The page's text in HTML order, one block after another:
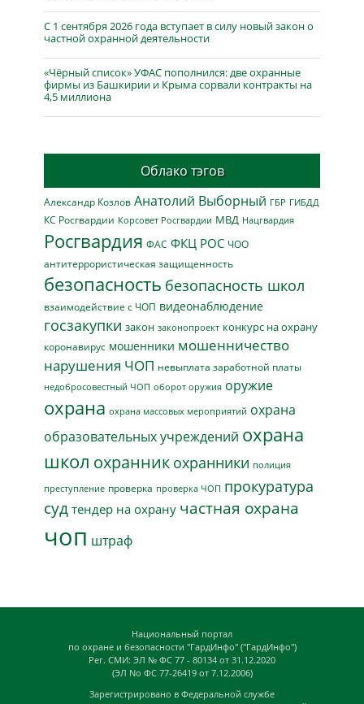
С 1 сентября 2026 года вступает в силу новый закон о
частной охранной деятельности
«Чёрный список» УФАС пополнился: две охранные
фирмы из Башкирии и Крыма сорвали контракты на
4,5 миллиона
Облако тэгов
Александр Козлов Анатолий Выборный ГБР ГИБДД
КС Росгвардии Корсовет Росгвардии МВД Нацгвардия
Росгвардия ФАС ФКЦ РОС ЧОО
антитеррористическая защищенность
безопасность безопасность школ
взаимодействие с ЧОП видеонаблюдение
госзакупки закон законопроект конкурс на охрану
коронавирус мошенники мошенничество
нарушения ЧОП невыплата заработной платы
недобросовестный ЧОП оборот оружия оружие
охрана охрана массовых мероприятий охрана
образовательных учреждений охрана
школ охранник охранники полиция
преступление проверка проверка ЧОП прокуратура
суд тендер на охрану частная охрана
чоп штраф
Национальный портал
по охране и безопасности "ГардИнфо" ("ГардИнфо")
Рег. СМИ: ЭЛ № ФС 77 - 80134 от 31.12.2020
(ЭЛ No ФС 77-26419 от 7.12.2006)
Зарегистрировано в Федеральной службе